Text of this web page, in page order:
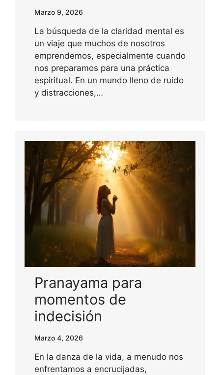
Marzo 9, 2026
La búsqueda de la claridad mental es
un viaje que muchos de nosotros
emprendemos, especialmente cuando
nos preparamos para una práctica
espiritual. En un mundo lleno de ruido
y distracciones,…
Pranayama para
momentos de
indecisión
Marzo 4, 2026
En la danza de la vida, a menudo nos
enfrentamos a encrucijadas,